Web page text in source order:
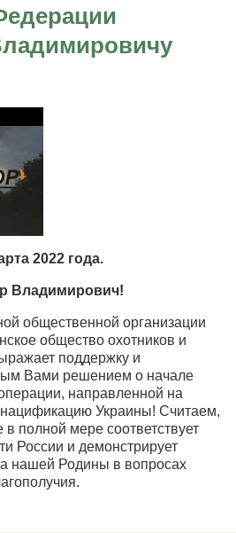
2022 года.
Владимирович!
общественной организации
общество охотников и
поддержку и
Вами решением о начале
направленной на
Украины! Считаем,
полной мере соответствует
России и демонстрирует
нашей Родины в вопросах